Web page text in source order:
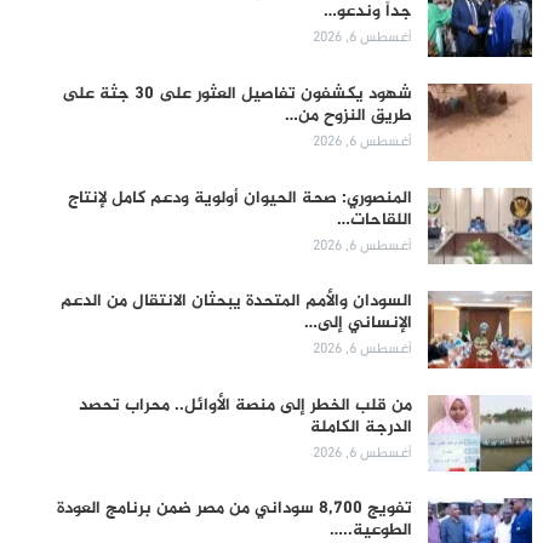
جداً وندعو…
أغسطس 6, 2026
شهود يكشفون تفاصيل العثور على 30 جثة على
طريق النزوح من…
أغسطس 6, 2026
المنصوري: صحة الحيوان أولوية ودعم كامل لإنتاج
اللقاحات…
أغسطس 6, 2026
السودان والأمم المتحدة يبحثان الانتقال من الدعم
الإنساني إلى…
أغسطس 6, 2026
من قلب الخطر إلى منصة الأوائل.. محراب تحصد
الدرجة الكاملة
أغسطس 6, 2026
تفويج 8,700 سوداني من مصر ضمن برنامج العودة
الطوعية..…